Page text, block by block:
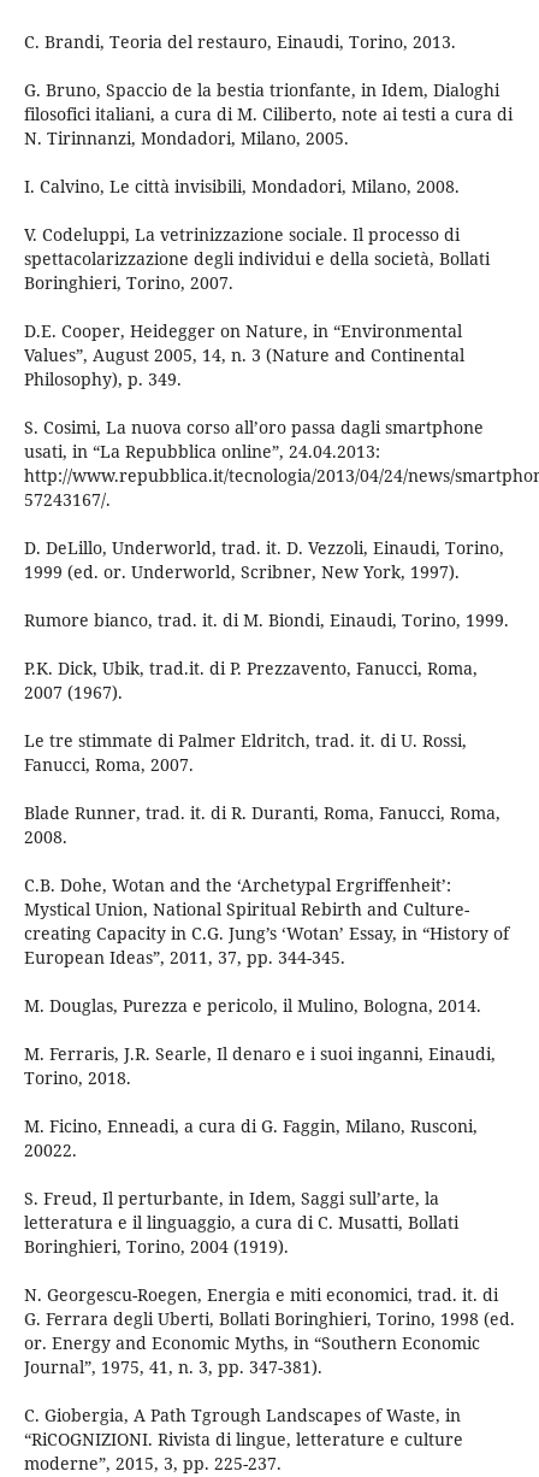
C. Brandi, Teoria del restauro, Einaudi, Torino, 2013.
G. Bruno, Spaccio de la bestia trionfante, in Idem, Dialoghi
filosofici italiani, a cura di M. Ciliberto, note ai testi a cura di
N. Tirinnanzi, Mondadori, Milano, 2005.
I. Calvino, Le città invisibili, Mondadori, Milano, 2008.
V. Codeluppi, La vetrinizzazione sociale. Il processo di
spettacolarizzazione degli individui e della società, Bollati
Boringhieri, Torino, 2007.
D.E. Cooper, Heidegger on Nature, in “Environmental
Values”, August 2005, 14, n. 3 (Nature and Continental
Philosophy), p. 349.
S. Cosimi, La nuova corso all’oro passa dagli smartphone
usati, in “La Repubblica online”, 24.04.2013:
http://www.repubblica.it/tecnologia/2013/04/24/news/
57243167/.
D. DeLillo, Underworld, trad. it. D. Vezzoli, Einaudi, Torino,
1999 (ed. or. Underworld, Scribner, New York, 1997).
Rumore bianco, trad. it. di M. Biondi, Einaudi, Torino, 1999.
P.K. Dick, Ubik, trad.it. di P. Prezzavento, Fanucci, Roma,
2007 (1967).
Le tre stimmate di Palmer Eldritch, trad. it. di U. Rossi,
Fanucci, Roma, 2007.
Blade Runner, trad. it. di R. Duranti, Roma, Fanucci, Roma,
2008.
C.B. Dohe, Wotan and the ‘Archetypal Ergriffenheit’:
Mystical Union, National Spiritual Rebirth and Culture-
creating Capacity in C.G. Jung’s ‘Wotan’ Essay, in “History of
European Ideas”, 2011, 37, pp. 344-345.
M. Douglas, Purezza e pericolo, il Mulino, Bologna, 2014.
M. Ferraris, J.R. Searle, Il denaro e i suoi inganni, Einaudi,
Torino, 2018.
M. Ficino, Enneadi, a cura di G. Faggin, Milano, Rusconi,
20022.
S. Freud, Il perturbante, in Idem, Saggi sull’arte, la
letteratura e il linguaggio, a cura di C. Musatti, Bollati
Boringhieri, Torino, 2004 (1919).
N. Georgescu-Roegen, Energia e miti economici, trad. it. di
G. Ferrara degli Uberti, Bollati Boringhieri, Torino, 1998 (ed.
or. Energy and Economic Myths, in “Southern Economic
Journal”, 1975, 41, n. 3, pp. 347-381).
C. Giobergia, A Path Tgrough Landscapes of Waste, in
“RiCOGNIZIONI. Rivista di lingue, letterature e culture
moderne”, 2015, 3, pp. 225-237.